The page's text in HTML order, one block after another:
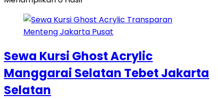
Sewa Kursi Ghost Acrylic
Manggarai Selatan Tebet Jakarta
Selatan